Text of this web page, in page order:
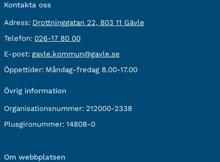
Kontakta oss
Adress: besöksadress:
Drottninggatan 22, 803 11 Gävle
Telefon: Telefon:
026-17 80 00
E-post: E-
post:
gavle.kommun@gavle.se
Öppettider: Måndag-fredag 8.00-17.00
Övrig information
Organisationsnummer: 212000-2338
Plusgironummer: 14808-0
Om webbplatsen